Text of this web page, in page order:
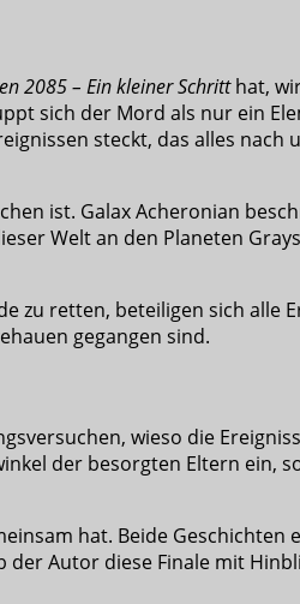
2085 – Ein kleiner Schritthat,
sich der Mord als nur ein
steckt, das alles nach
ist. Galax Acheronian
Welt an den Planeten
zu retten, beteiligen sich alle
gegangen sind.
wieso die
der besorgten Eltern ein,
hat. Beide Geschichten
Autor diese Finale mit